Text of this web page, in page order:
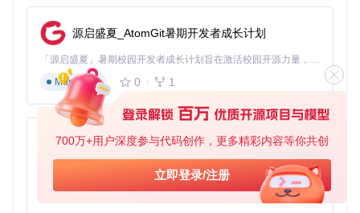
700万+用户深度参与代码创作，更多精彩内容等你共创
立即登录/注册
反照率贴图：
选择"漫反射"烘焙类型
取消勾选"直接"和"间接"光照
烘焙后在图像编辑器中调整对比度，确保黑色值不低于5%
法线贴图：
选择"法线"烘焙类型
设置空间为"切线空间"
启用"翻转绿色通道"（针对DirectX规范）
烘焙后使用"图像→法线强度"调整凹凸效果
源启盛夏_AtomGit暑期开发者成长计划
「源启盛夏」暑期校园开发者成长计划旨在激活校园开源力量，通过积分激励、认证扶持、资源倾斜等形式，引导高校组织和开发者完成「入驻 — 建项目 — 做贡献 — 获认证 — 得资源」的完整闭环。无论你是想带领社团入驻平台的组织者，还是希望用代码贡献证明自己的开发者，都能在这里找到属于你的成长路径。
Markdown
0 1
py-xiaozhi
基于Python的Xiaozhi AI，适用于想要完整Xiaozhi体验而无需拥有专用硬件的用户。
Python
0 1